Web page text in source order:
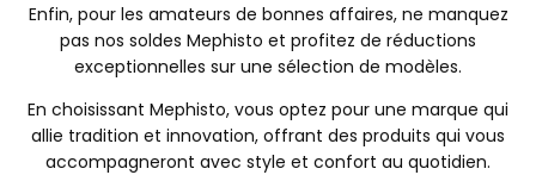
Enfin, pour les amateurs de bonnes affaires, ne manquez
pas nos soldes Mephisto et profitez de réductions
exceptionnelles sur une sélection de modèles.
En choisissant Mephisto, vous optez pour une marque qui
allie tradition et innovation, offrant des produits qui vous
accompagneront avec style et confort au quotidien.